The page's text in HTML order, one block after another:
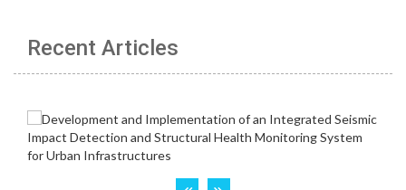
Recent Articles